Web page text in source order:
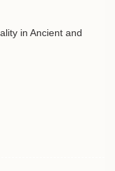
in Ancient and